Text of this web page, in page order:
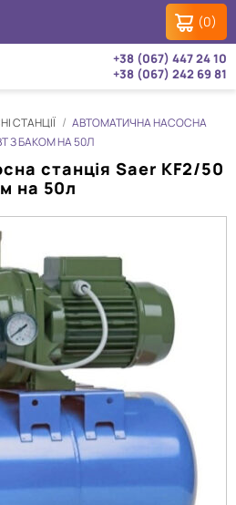
(0)
+38 (067) 447 24 10
+38 (067) 242 69 81
СТАНЦІЇ
АВТОМАТИЧНА НАСОСНА
З БАКОМ НА 50Л
станція Saer KF2/50
на 50л